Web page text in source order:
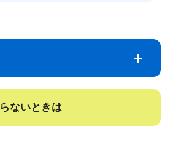
ないときは